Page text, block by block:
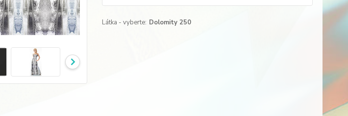
Látka - vyberte: Dolomity 250